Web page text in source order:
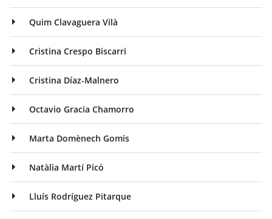
Quim Clavaguera Vilà
Cristina Crespo Biscarri
Cristina Díaz-Malnero
Octavio Gracia Chamorro
Marta Domènech Gomis
Natàlia Martí Picó
Lluís Rodríguez Pitarque